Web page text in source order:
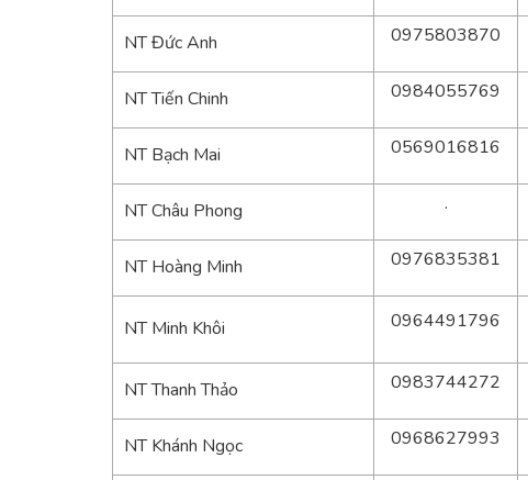
NT Đức Anh 0975803870
NT Tiến Chinh 0984055769
NT Bạch Mai 0569016816
NT Châu Phong .
NT Hoàng Minh 0976835381
NT Minh Khôi 0964491796
NT Thanh Thảo
0983744272
NT Khánh Ngọc 0968627993